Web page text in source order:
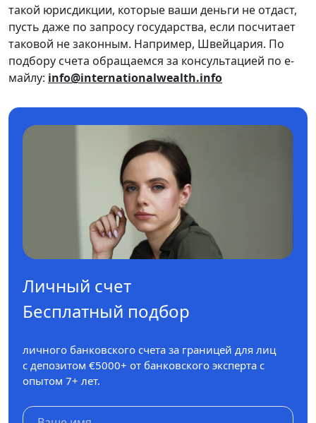
такой юрисдикции, которые ваши деньги не отдаст,
пусть даже по запросу государства, если посчитает
таковой не законным. Например, Швейцария. По
подбору счета обращаемся за консультацией по е-
майлу: info@internationalwealth.info
Личный счет
Бесплатный подбор
личного банковского счета за границей для лиц
с депозитом €5000+ от банковского эксперта с
опытом 7+ лет.